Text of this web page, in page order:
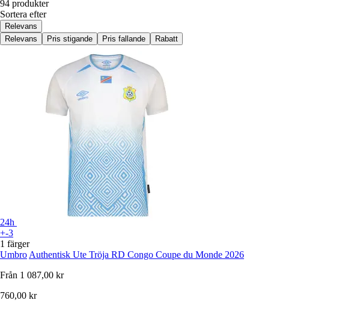
94 produkter
Sortera efter
Relevans
Relevans
Pris stigande Pris fallande Rabatt
24h
+-3
1 färger
Umbro Authentisk Ute Tröja RD Congo Coupe du Monde 2026
Från 1 087,00 kr
760,00 kr